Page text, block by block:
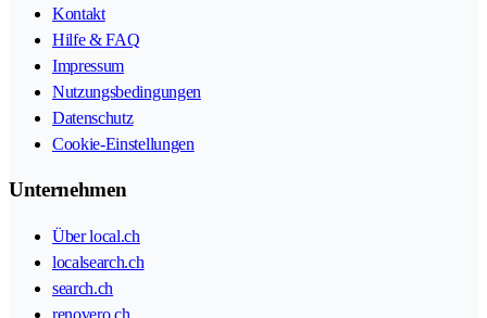
Kontakt
Hilfe & FAQ
Impressum
Nutzungsbedingungen
Datenschutz
Cookie-Einstellungen
Unternehmen
Über local.ch
localsearch.ch
search.ch
renovero.ch